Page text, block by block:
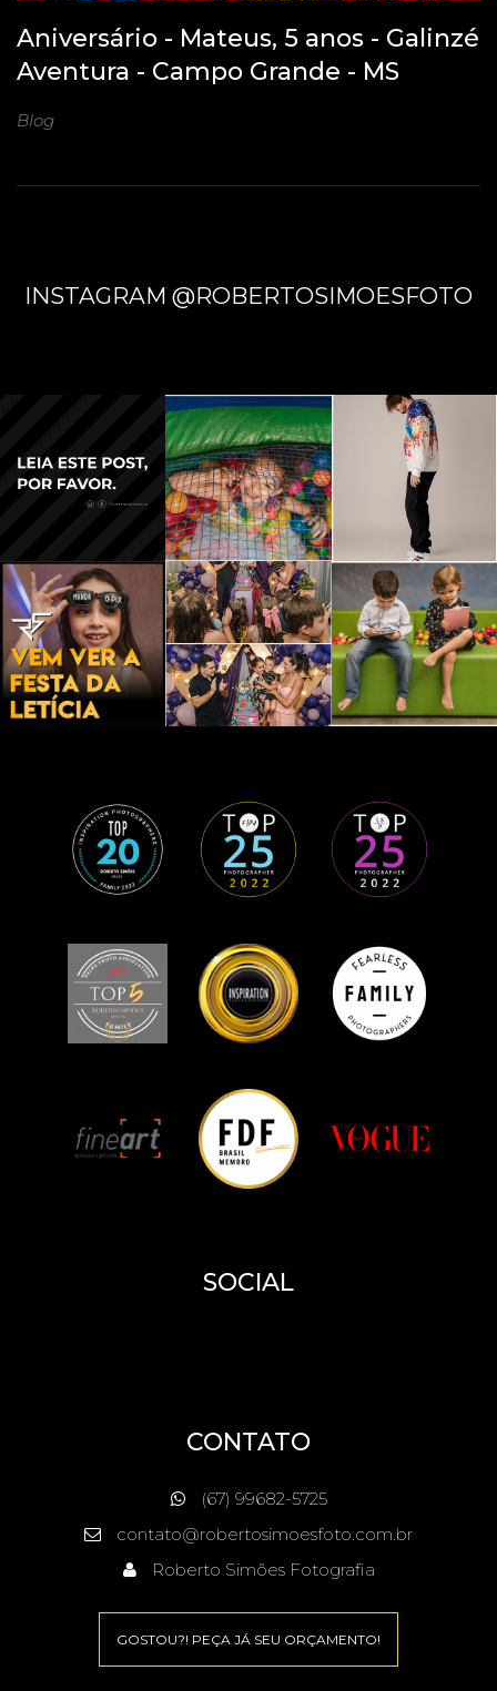
Aniversário - Mateus, 5 anos - Galinzé
Aventura - Campo Grande - MS
Blog
INSTAGRAM @ROBERTOSIMOESFOTO
SOCIAL
CONTATO
(67) 99682-5725
contato@robertosimoesfoto.com.br
Roberto Simões Fotografia
GOSTOU?! PEÇA JÁ SEU ORÇAMENTO!